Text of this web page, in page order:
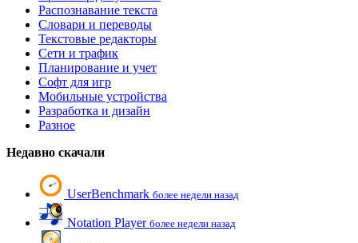
Распознавание текста
Словари и переводы
Текстовые редакторы
Сети и трафик
Планирование и учет
Софт для игр
Мобильные устройства
Разработка и дизайн
Разное
Недавно скачали
UserBenchmark более недели назад
Notation Player более недели назад